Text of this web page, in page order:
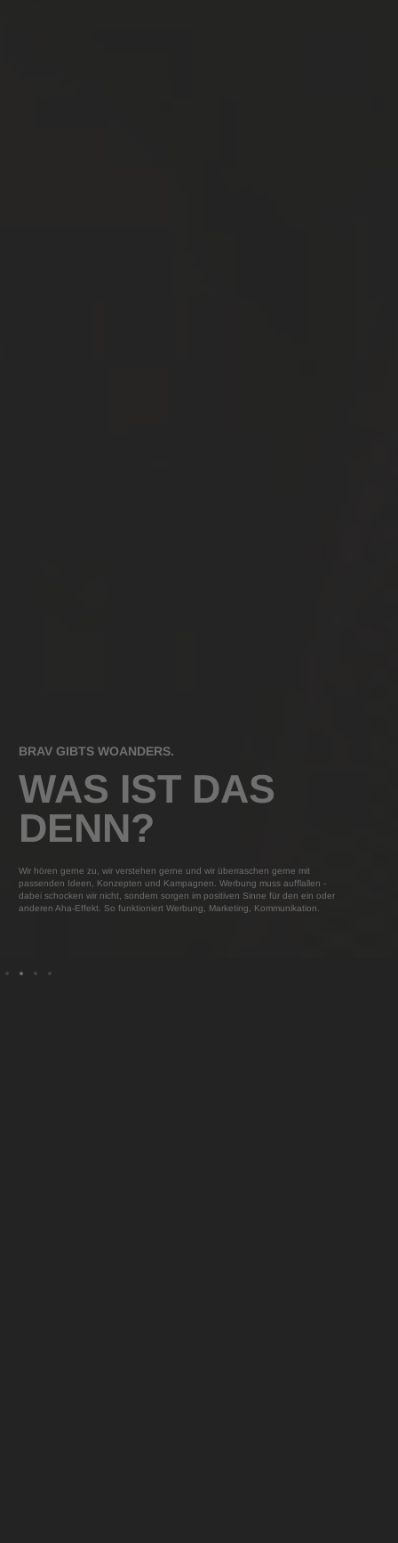
BRAV GIBTS WOANDERS.
WAS IST DAS
DENN?
Wir hören gerne zu, wir verstehen gerne und wir überraschen gerne mit
passenden Ideen, Konzepten und Kampagnen. Werbung muss aufflallen -
dabei schocken wir nicht, sondern sorgen im positiven Sinne für den ein oder
anderen Aha-Effekt. So funktioniert Werbung, Marketing, Kommunikation.
KLAR. MANCHMAL TUTS WEH
AUF DIE 12
gar nicht für uns. Ihr Ziel und Ihre Zielgruppe zählen. Das mag
gelegentlich eine schmerzhafte Erkenntnis sein, aber am Ende
Sie mit einem Lächeln als Sieger im Ring stehen!